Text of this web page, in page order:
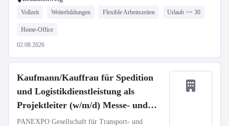
Vollzeit Weiterbildungen Flexible Arbeitszeiten Urlaub >= 30
Home-Office
02.08.2026
Kaufmann/Kauffrau für Spedition
und Logistikdienstleistung als
Projektleiter (w/m/d) Messe- und
Eventlogistik
PANEXPO Gesellschaft für Transport- und